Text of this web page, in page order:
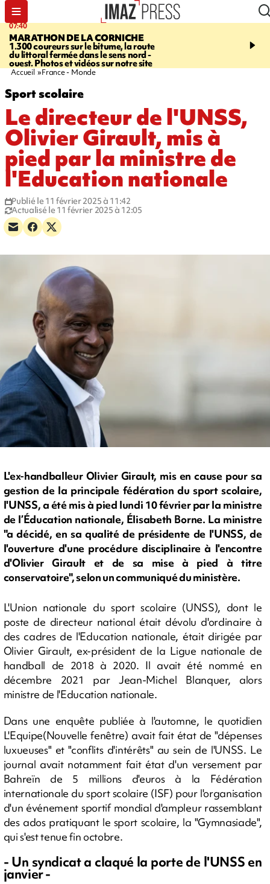
07:40
MARATHON DE LA CORNICHE
1.300 coureurs sur le bitume, la route
du littoral fermée dans le sens nord -
ouest. Photos et vidéos sur notre site
10:33
l’enfance - une
Accueil France - Monde
Sport scolaire
Le directeur de l'UNSS,
Olivier Girault, mis à
pied par la ministre de
l'Education nationale
Publié le 11 février 2025 à 11:42
Actualisé le 11 février 2025 à 12:05
L'ex-handballeur Olivier Girault, mis en cause pour sa
gestion de la principale fédération du sport scolaire,
l'UNSS, a été mis à pied lundi 10 février par la ministre
de l’Éducation nationale, Élisabeth Borne. La ministre
"a décidé, en sa qualité de présidente de l'UNSS, de
l'ouverture d'une procédure disciplinaire à l'encontre
d'Olivier Girault et de sa mise à pied à titre
conservatoire", selon un communiqué du ministère.
L'Union nationale du sport scolaire (UNSS), dont le
poste de directeur national était dévolu d'ordinaire à
des cadres de l'Education nationale, était dirigée par
Olivier Girault, ex-président de la Ligue nationale de
handball de 2018 à 2020. Il avait été nommé en
décembre 2021 par Jean-Michel Blanquer, alors
ministre de l'Education nationale.
Dans une enquête publiée à l'automne, le quotidien
L'Equipe(Nouvelle fenêtre) avait fait état de "dépenses
luxueuses" et "conflits d'intérêts" au sein de l'UNSS. Le
journal avait notamment fait état d'un versement par
Bahreïn de 5 millions d'euros à la Fédération
internationale du sport scolaire (ISF) pour l'organisation
d'un événement sportif mondial d'ampleur rassemblant
des ados pratiquant le sport scolaire, la "Gymnasiade",
qui s'est tenue fin octobre.
- Un syndicat a claqué la porte de l'UNSS en
janvier -